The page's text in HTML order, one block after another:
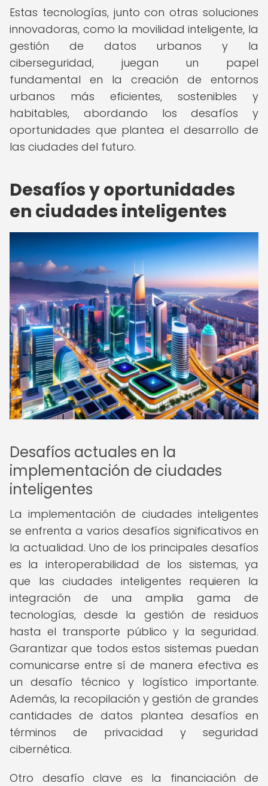
Estas tecnologías, junto con otras soluciones
innovadoras, como la movilidad inteligente, la
gestión de datos urbanos y la
ciberseguridad, juegan un papel
fundamental en la creación de entornos
urbanos más eficientes, sostenibles y
habitables, abordando los desafíos y
oportunidades que plantea el desarrollo de
las ciudades del futuro.
Desafíos y oportunidades
en ciudades inteligentes
Desafíos actuales en la
implementación de ciudades
inteligentes
La implementación de ciudades inteligentes
se enfrenta a varios desafíos significativos en
la actualidad. Uno de los principales desafíos
es la interoperabilidad de los sistemas, ya
que las ciudades inteligentes requieren la
integración de una amplia gama de
tecnologías, desde la gestión de residuos
hasta el transporte público y la seguridad.
Garantizar que todos estos sistemas puedan
comunicarse entre sí de manera efectiva es
un desafío técnico y logístico importante.
Además, la recopilación y gestión de grandes
cantidades de datos plantea desafíos en
términos de privacidad y seguridad
cibernética.
Otro desafío clave es la financiación de